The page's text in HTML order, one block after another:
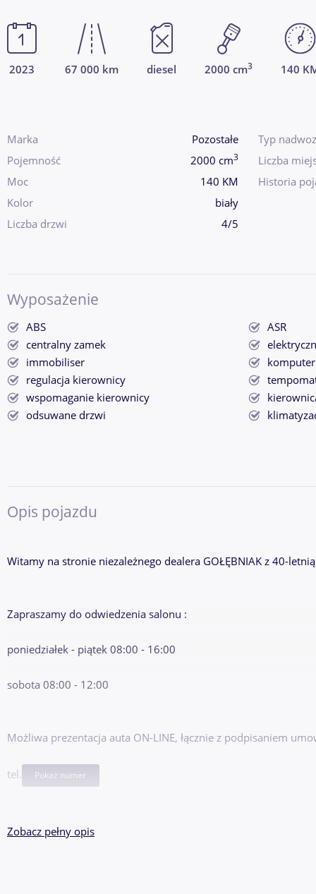
2023 67 000 km diesel 2000 cm3 140
Marka
Pozostałe
Pojemność
2000 cm3
Moc
140 KM
Kolor
biały
Liczba drzwi
4/5
Typ
Liczba
Historia
Wyposażenie
ABS
ASR
centralny zamek
immobiliser
komputer
regulacja kierownicy
wspomaganie kierownicy
odsuwane drzwi
Opis pojazdu
Witamy na stronie niezależnego dealera GOŁĘBNIAK z 40-
Zapraszamy do odwiedzenia salonu :
poniedziałek - piątek 08:00 - 16:00
sobota 08:00 - 12:00
Możliwa prezentacja auta ON-LINE, łącznie z podpisaniem
tel. Pokaż numer
Zdjęcia poglądowe/nowe zdjęcia już wkrótce
Zobacz pełny opis